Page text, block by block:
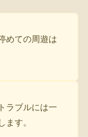
めての周遊は
ラブルには一
ます。